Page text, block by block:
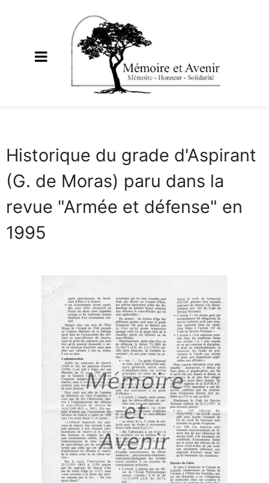
Historique du grade d'Aspirant
(G. de Moras) paru dans la
revue "Armée et défense" en
1995